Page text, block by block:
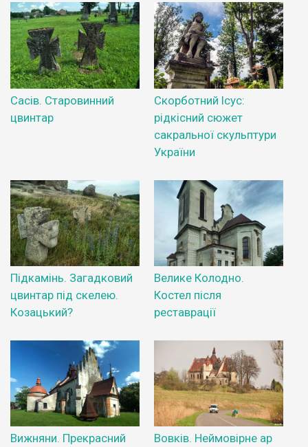
Сасів. Старовинний
цвинтар
Скорботний Ісус:
рідкісний сюжет
сакральної скульптури
України
Підкамінь. Загадковий
цвинтар під скелею.
Козацький?
Велике Колодно.
Костел після
реставрації
Вижняни. Прекрасний
Вовків. Неймовірне ар